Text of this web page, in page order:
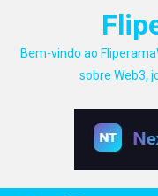
Bem-vindo ao
sobre Web3,